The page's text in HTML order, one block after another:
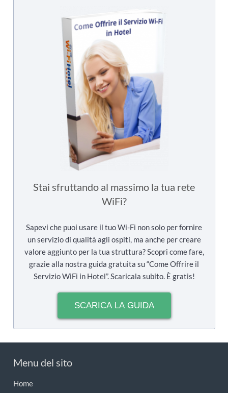
Stai sfruttando al massimo la tua rete
WiFi?
Sapevi che puoi usare il tuo Wi-Fi non solo per fornire
un servizio di qualità agli ospiti, ma anche per creare
valore aggiunto per la tua struttura? Scopri come fare,
grazie alla nostra guida gratuita su “Come Offrire il
Servizio WiFi in Hotel”. Scaricala subito. È gratis!
SCARICA LA GUIDA
Menu del sito
Home